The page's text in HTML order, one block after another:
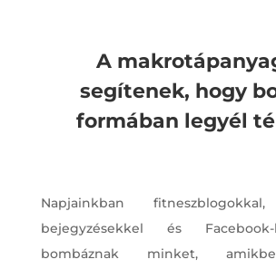
A
segítenek, hogy
formában legyél
Napjainkban
bejegyzésekkel és Facebook-
bombáznak minket,